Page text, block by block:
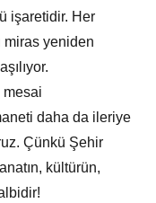
işaretidir. Her
miras yeniden
mesai
daha da ileriye
Çünkü Şehir
kültürün,